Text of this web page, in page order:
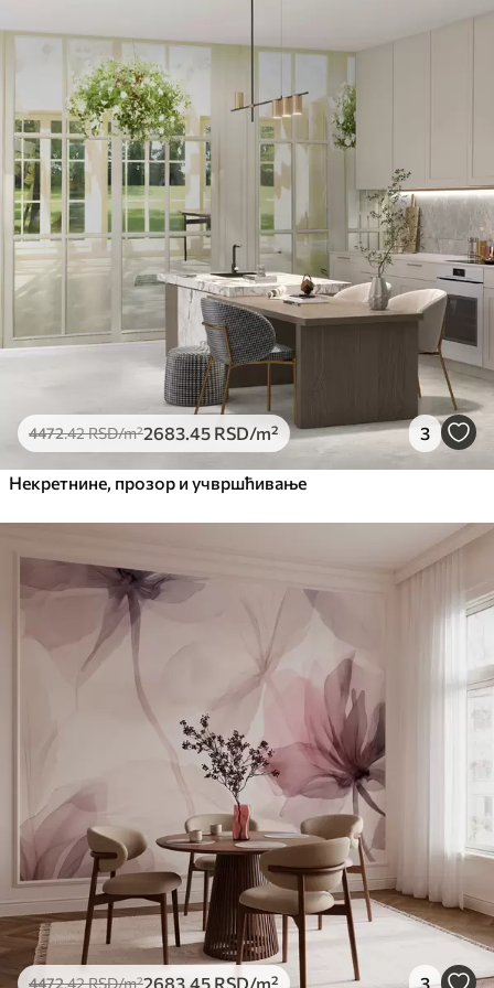
4472.42RSD/m²2683 .45 RSD/m² 3
Некретнине, прозор и учвршћивање
4472.42RSD/m²2683 .45 RSD/m² 3